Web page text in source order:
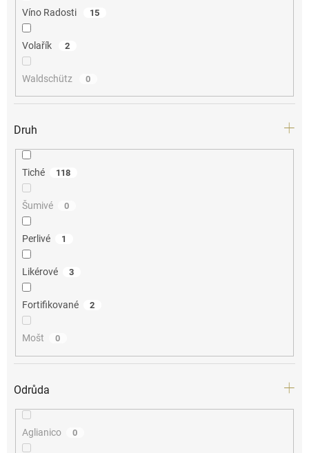
Víno Radosti 15
Volařík 2
Waldschütz 0
Druh
Tiché 118
Šumivé 0
Perlivé 1
Likérové 3
Fortifikované 2
Mošt 0
Odrůda
Aglianico 0